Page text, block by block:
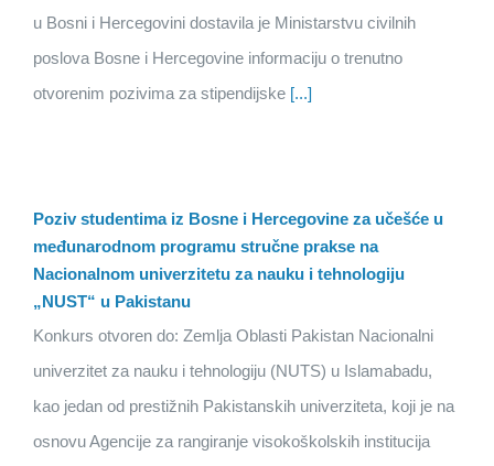
u Bosni i Hercegovini dostavila je Ministarstvu civilnih
poslova Bosne i Hercegovine informaciju o trenutno
otvorenim pozivima za stipendijske [...]
Poziv studentima iz Bosne i Hercegovine za učešće u
međunarodnom programu stručne prakse na
Nacionalnom univerzitetu za nauku i tehnologiju
„NUST“ u Pakistanu
Konkurs otvoren do: Zemlja Oblasti Pakistan Nacionalni
univerzitet za nauku i tehnologiju (NUTS) u Islamabadu,
kao jedan od prestižnih Pakistanskih univerziteta, koji je na
osnovu Agencije za rangiranje visokoškolskih institucija